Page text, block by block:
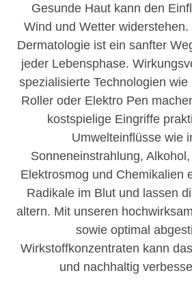
Gesunde Haut kann den
Wind und Wetter
Dermatologie ist ein sanfter
jeder Lebensphase.
spezialisierte Technologien
Roller oder Elektro Pen
kostspielige Eingriffe
Umwelteinflüsse wie
Sonneneinstrahlung,
Elektrosmog und Chemikalien
Radikale im Blut und lassen
altern. Mit unseren
sowie optimal
Wirkstoffkonzentraten kann
und nachhaltig